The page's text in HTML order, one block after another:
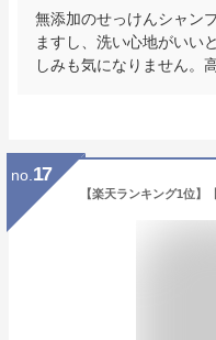
無添加のせっけんシャン
ますし、洗い心地がいい
しみも気になりません。
no. 17